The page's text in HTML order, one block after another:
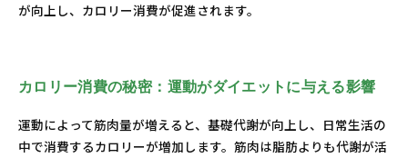
が向上し、カロリー消費が促進されます。
カロリー消費の秘密：運動がダイエットに与える影響
運動によって筋肉量が増えると、基礎代謝が向上し、日常生活の
中で消費するカロリーが増加します。筋肉は脂肪よりも代謝が活